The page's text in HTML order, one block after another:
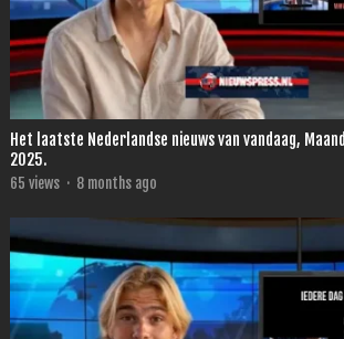
Het laatste Nederlandse nieuws van vandaag,
2025.
65 views · 8 months ago